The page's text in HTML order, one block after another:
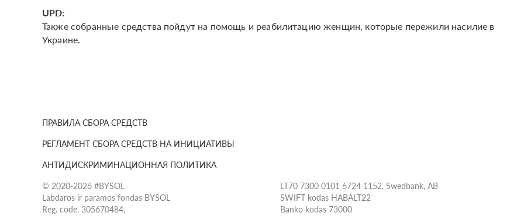
UPD:
Также собранные средства пойдут на помощь и реабилитацию женщин, которые пережили насилие в
Украине.
ПРАВИЛА СБОРА СРЕДСТВ
РЕГЛАМЕНТ СБОРА СРЕДСТВ НА ИНИЦИАТИВЫ
АНТИДИСКРИМИНАЦИОННАЯ ПОЛИТИКА
© 2020-2026 #BYSOL
Labdaros ir paramos fondas BYSOL
Reg. code. 305670484,
LT70 7300 0101 6724 1152, Swedbank, AB
SWIFT kodas HABALT22
Banko kodas 73000